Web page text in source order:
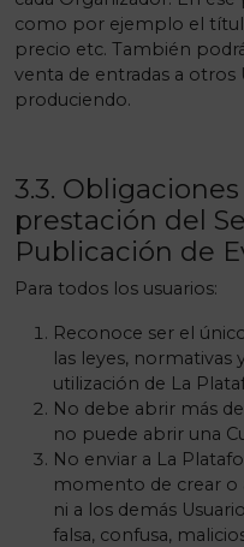
como por ejemplo el
precio etc. También
venta de entradas a otros
produciendo.
3.3.
prestación del
Publicación de
Para todos los usuarios:
Reconoce ser el
las leyes, normativas
utilización de La
No debe abrir más
no puede abrir una
No enviar a La
momento de crear o
ni a los demás
falsa, confusa,